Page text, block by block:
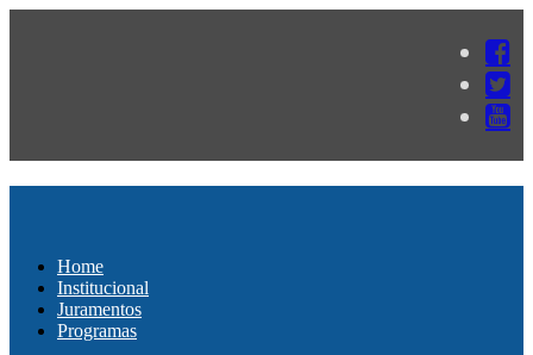
Home
Institucional
Juramentos
Programas